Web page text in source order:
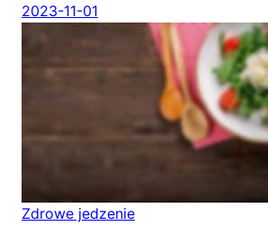
2023-11-01
Zdrowe jedzenie